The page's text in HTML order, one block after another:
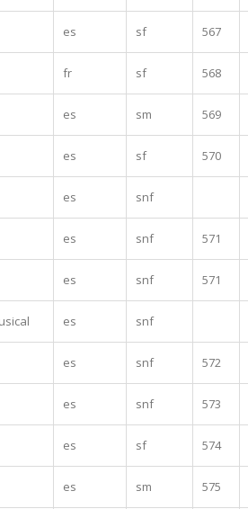
es sf 567
fr sf 568
es sm 569
es sf 570
es snf
es snf 571
es snf 571
es snf
es snf 572
es snf 573
es sf 574
es sm 575